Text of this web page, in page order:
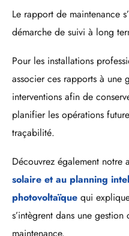
Le rapport de maintenance
démarche de suivi à long
Pour les installations
associer ces rapports à une
interventions afin de
planifier les opérations
traçabilité.
Découvrez également notre
solaire et au planning
photovoltaïque qui
s’intègrent dans une
maintenance.